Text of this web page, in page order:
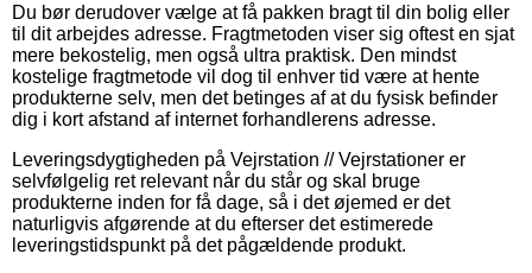
Du bør derudover vælge at få pakken bragt til din bolig eller
til dit arbejdes adresse. Fragtmetoden viser sig oftest en sjat
mere bekostelig, men også ultra praktisk. Den mindst
kostelige fragtmetode vil dog til enhver tid være at hente
produkterne selv, men det betinges af at du fysisk befinder
dig i kort afstand af internet forhandlerens adresse.
Leveringsdygtigheden på Vejrstation // Vejrstationer er
selvfølgelig ret relevant når du står og skal bruge
produkterne inden for få dage, så i det øjemed er det
naturligvis afgørende at du efterser det estimerede
leveringstidspunkt på det pågældende produkt.